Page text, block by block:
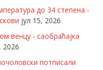
до 34 степена -
јул 15, 2026
венцу - саобраћајка
2026
потписали